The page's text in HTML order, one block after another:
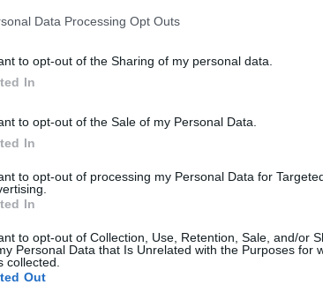
Data Processing Opt Outs
to opt-out of the Sharing of my personal data.
In
to opt-out of the Sale of my Personal Data.
In
to opt-out of processing my Personal Data for
In
to opt-out of Collection, Use, Retention, Sale, and/or
Personal Data that Is Unrelated with the Purposes for
collected.
Out
moscia ma
titoli da lei fa